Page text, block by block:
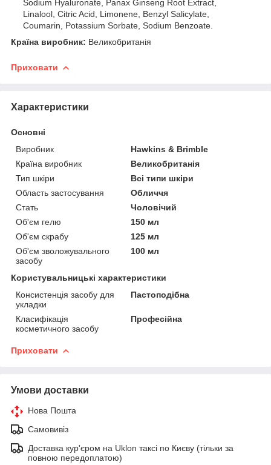
Sodium Hyaluronate, Panax Ginseng Root Extract,
Linalool, Citric Acid, Limonene, Benzyl Salicylate,
Coumarin, Potassium Sorbate, Sodium Benzoate.
Країна виробник: Великобританія
Приховати
Характеристики
Основні
Виробник
Hawkins & Brimble
Країна виробник
Великобританія
Тип шкіри
Всі типи шкіри
Область застосування
Обличчя
Стать
Чоловічий
Об'єм гелю
150 мл
Об'єм скрабу
125 мл
Об'єм зволожувального
засобу
100 мл
Користувальницькі характеристики
Консистенція засобу для
укладки
Пастоподібна
Класифікація
косметичного засобу
Професійна
Приховати
Умови доставки
Нова Пошта
Самовивіз
Доставка кур'єром на Uklon таксі по Києву (тільки за
повною передоплатою)